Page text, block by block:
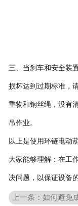
三、当刹车和安全装
损坏达到过期标准，
重物和钢丝绳，没有
吊作业。
以上是使用环链电动
大家能够理解：在工
决问题，以保证设备
上一条：如何避免